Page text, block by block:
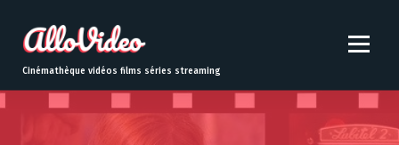
t
o
Cinémathèque vidéos films séries streaming